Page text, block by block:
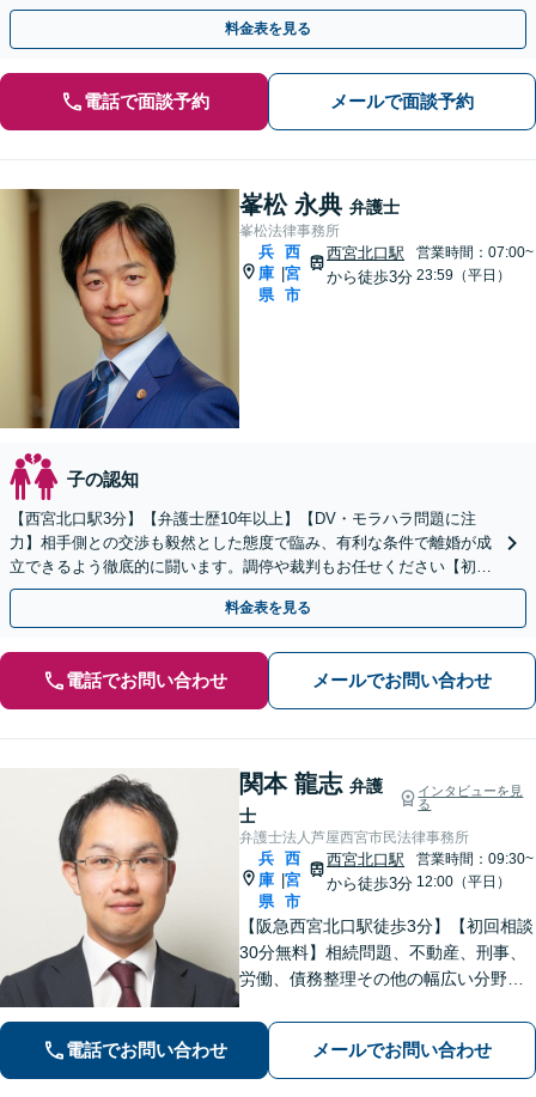
相談ください。
料金表を見る
電話で面談予約 メールで面談予約
峯松 永典 弁護士
峯松法律事務所
兵
庫
県
|
西
宮
市
西宮北口駅
から徒歩3分
営業時間：07:00~
23:59（平日）
子の認知
【西宮北口駅3分】【弁護士歴10年以上】【DV・モラハラ問題に注
力】相手側との交渉も毅然とした態度で臨み、有利な条件で離婚が成
立できるよう徹底的に闘います。調停や裁判もお任せください【初回
相談無料】【お子さま連れのご相談可】
料金表を見る
電話でお問い合わせ メールでお問い合わせ
関本 龍志 弁護
士
インタビューを見
る
弁護士法人芦屋西宮市民法律事務所
兵
庫
県
|
西
宮
市
西宮北口駅
から徒歩3分
営業時間：09:30~
12:00（平日）
【阪急西宮北口駅徒歩3分】【初回相談
30分無料】相続問題、不動産、刑事、
労働、債務整理その他の幅広い分野に
調べて皆様それぞれの問題に合った解
決策をご提案していきます。まずはご
相談を。【完全個室で対応】【バリア
電話でお問い合わせ メールでお問い合わせ